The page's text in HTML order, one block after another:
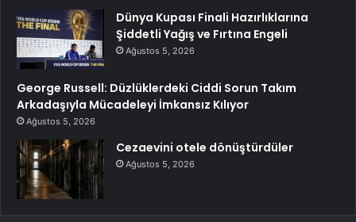
Dünya Kupası Finali Hazırlıklarına
Şiddetli Yağış ve Fırtına Engeli
Ağustos 5, 2026
George Russell: Düzlüklerdeki Ciddi Sorun Takım
Arkadaşıyla Mücadeleyi İmkansız Kılıyor
Ağustos 5, 2026
Cezaevini otele dönüştürdüler
Ağustos 5, 2026